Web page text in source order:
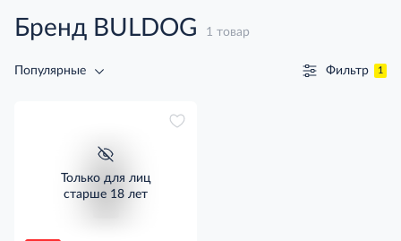
Бренд BULDOG 1 товар
Популярные Фильтр 1
Только для лиц
старше 18 лет